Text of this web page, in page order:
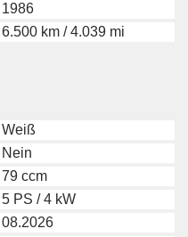
1986
6.500 km / 4.039 mi
Weiß
Nein
79 ccm
5 PS / 4 kW
08.2026